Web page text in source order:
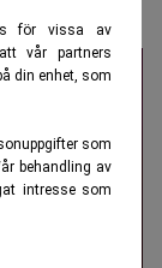
för vissa av
vår partners
din enhet, som
som
behandling av
intresse som